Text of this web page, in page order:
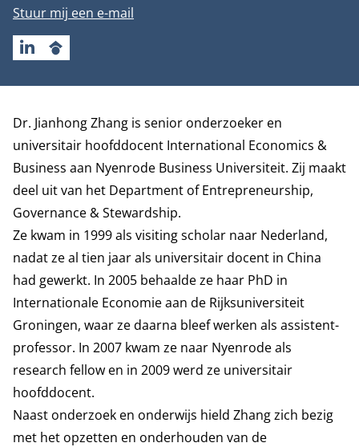
E-mailadres
Stuur mij een e-mail
LINKEDINGOOGLESCHOLAR
Biografie
Dr. Jianhong Zhang is senior onderzoeker en
universitair hoofddocent International Economics &
Business aan Nyenrode Business Universiteit. Zij maakt
deel uit van het Department of Entrepreneurship,
Governance & Stewardship.
Ze kwam in 1999 als visiting scholar naar Nederland,
nadat ze al tien jaar als universitair docent in China
had gewerkt. In 2005 behaalde ze haar PhD in
Internationale Economie aan de Rijksuniversiteit
Groningen, waar ze daarna bleef werken als assistent-
professor. In 2007 kwam ze naar Nyenrode als
research fellow en in 2009 werd ze universitair
hoofddocent.
Naast onderzoek en onderwijs hield Zhang zich bezig
met het opzetten en onderhouden van de